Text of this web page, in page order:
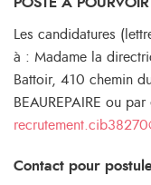
Les candidatures
à : Madame la
Battoir, 410 chemin
BEAUREPAIRE ou
Contact pour